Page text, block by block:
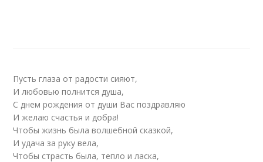
Пусть глаза от радости сияют,
И любовью полнится душа,
С днем рождения от души Вас поздравляю
И желаю счастья и добра!
Чтобы жизнь была волшебной сказкой,
И удача за руку вела,
Чтобы страсть была, тепло и ласка,